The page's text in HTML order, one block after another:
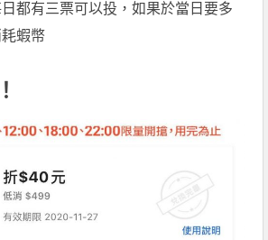
都有三票可以投，如果於當日要多
蝦幣